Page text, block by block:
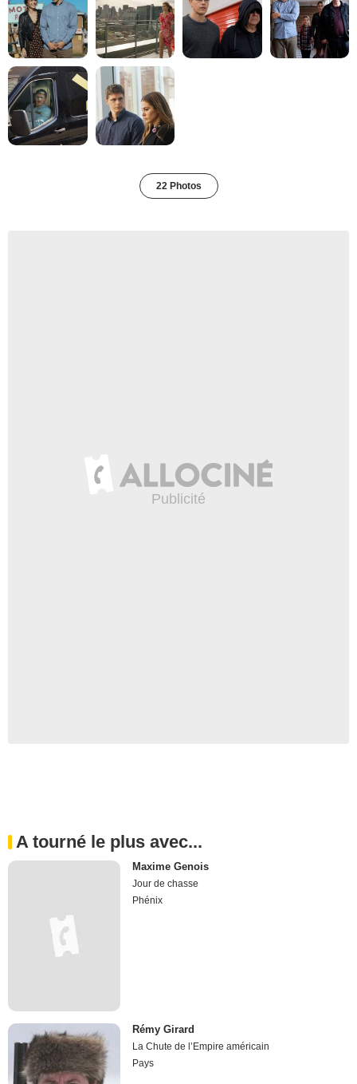
22 Photos
A tourné le plus avec...
Maxime Genois
Jour de chasse
Phénix
Rémy Girard
La Chute de l’Empire américain
Pays